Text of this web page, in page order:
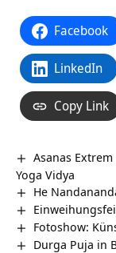
Facebook
LinkedIn
Copy Link
Asanas
Yoga Vidya
He
Fotoshow:
Durga Puja in